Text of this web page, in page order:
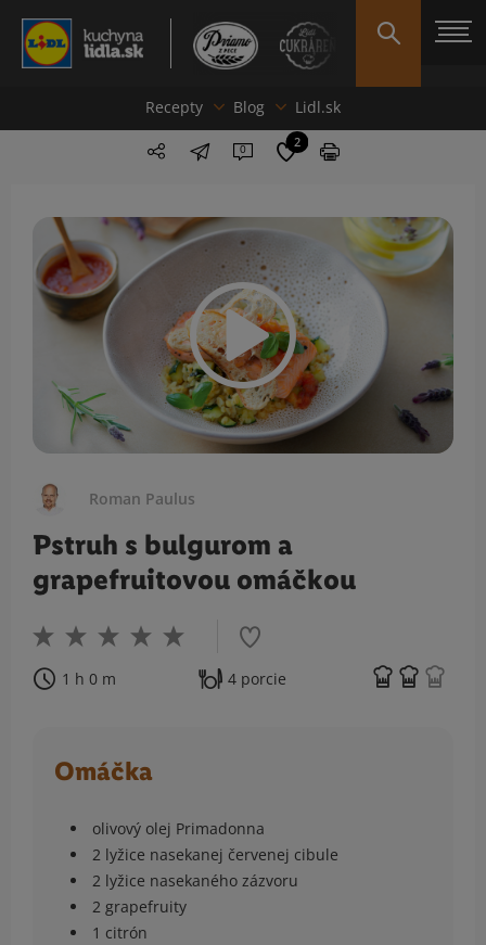
Recepty Blog Lidl.sk
0 2
Roman Paulus
Pstruh s bulgurom a
grapefruitovou omáčkou
1 h 0 m 4 porcie
Omáčka
olivový olej Primadonna
2 lyžice nasekanej červenej cibule
2 lyžice nasekaného zázvoru
2 grapefruity
1 citrón